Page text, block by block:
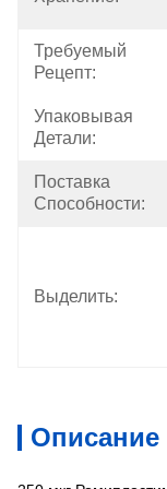
Требуемый
Рецепт:
Упаковывая
Детали:
Поставка
Способности:
Выделить:
Описание